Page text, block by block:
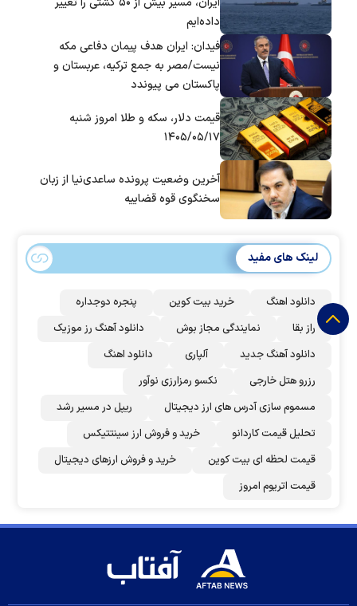
داده‌ایم
فیدان: ایران هدف پیمان دفاعی مکه
نیست/مصر به جمع ترکیه، عربستان و
پاکستان می پیوندد
قیمت دلار، سکه و طلا امروز شنبه
۱۴۰۵/۰۵/۱۷
آخرین وضعیت پرونده ساعدی‌نیا از زبان
سخنگوی قوه قضاییه
لینک های مفید
دانلود اهنگ خرید بیت کوین
پنجره دوجداره
راز بقا
نمایندگی مجاز بوش
دانلود آهنگ رز‌ موزیک
دانلود آهنگ جدید
آلپاری
دانلود اهنگ
رزرو هتل خارجی
نکسو رمزارزی نوآور
مسموم سازی آدرس های ارز دیجیتال
ریپل در مسیر رشد
تحلیل قیمت کاردانو
خرید و فروش ارز سینتتیکس
قیمت لحظه ای بیت کوین
خرید و فروش ارزهای دیجیتال
قیمت اتریوم امروز